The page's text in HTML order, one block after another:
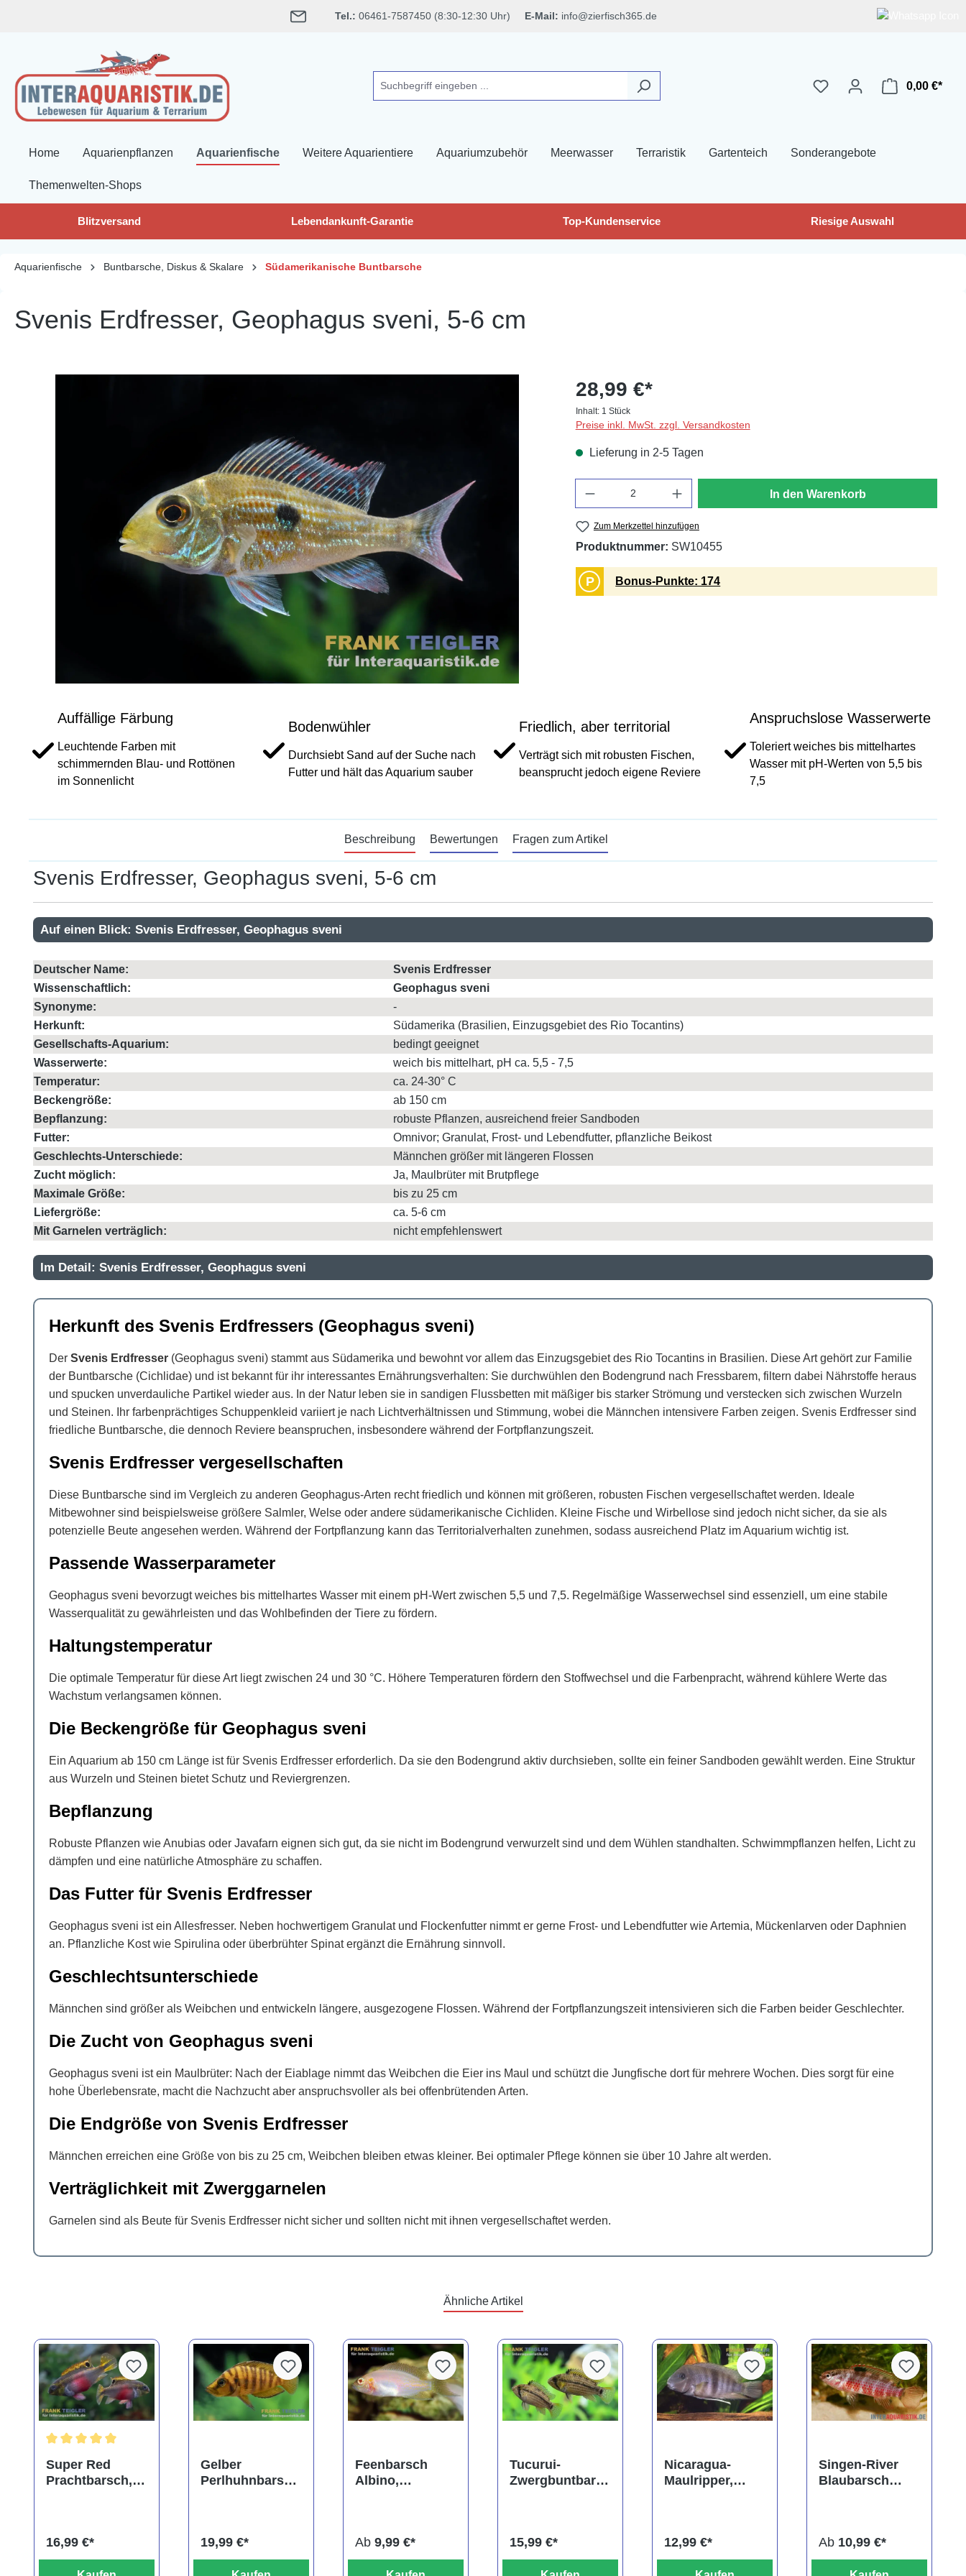
Tel.: 06461-7587450 (8:30-12:30 Uhr) E-Mail: info@zierfisch365.de
0,00 €*
Home Aquarienpflanzen Aquarienfische Weitere Aquarientiere Aquariumzubehör Meerwasser Terraristik Gartenteich Sonderangebote
Themenwelten-Shops
Blitzversand Lebendankunft-Garantie Top-Kundenservice Riesige Auswahl
Aquarienfische Buntbarsche, Diskus & Skalare Südamerikanische Buntbarsche
Svenis Erdfresser, Geophagus sveni, 5-6 cm
28,99 €*
Inhalt: 1 Stück
Preise inkl. MwSt. zzgl. Versandkosten
Lieferung in 2-5 Tagen
In den Warenkorb
Zum Merkzettel hinzufügen
Produktnummer: SW10455
P Bonus-Punkte: 174
Auffällige Färbung
Leuchtende Farben mit
schimmernden Blau- und Rottönen
im Sonnenlicht
Bodenwühler
Durchsiebt Sand auf der Suche nach
Futter und hält das Aquarium sauber
Friedlich, aber territorial
Verträgt sich mit robusten Fischen,
beansprucht jedoch eigene Reviere
Anspruchslose Wasserwerte
Toleriert weiches bis mittelhartes
Wasser mit pH-Werten von 5,5 bis
7,5
Beschreibung Bewertungen Fragen zum Artikel
Svenis Erdfresser, Geophagus sveni, 5-6 cm
Auf einen Blick: Svenis Erdfresser, Geophagus sveni
Deutscher Name:
Svenis Erdfresser
Wissenschaftlich:
Geophagus sveni
Synonyme:
-
Herkunft:
Südamerika (Brasilien, Einzugsgebiet des Rio Tocantins)
Gesellschafts-Aquarium:
bedingt geeignet
Wasserwerte:
weich bis mittelhart, pH ca. 5,5 - 7,5
Temperatur:
ca. 24-30° C
Beckengröße:
ab 150 cm
Bepflanzung:
robuste Pflanzen, ausreichend freier Sandboden
Futter:
Omnivor; Granulat, Frost- und Lebendfutter, pflanzliche Beikost
Geschlechts-Unterschiede:
Männchen größer mit längeren Flossen
Zucht möglich:
Ja, Maulbrüter mit Brutpflege
Maximale Größe:
bis zu 25 cm
Liefergröße:
ca. 5-6 cm
Mit Garnelen verträglich:
nicht empfehlenswert
Im Detail: Svenis Erdfresser, Geophagus sveni
Herkunft des Svenis Erdfressers (Geophagus sveni)
Der Svenis Erdfresser (Geophagus sveni) stammt aus Südamerika und bewohnt vor allem das Einzugsgebiet des Rio Tocantins in Brasilien. Diese Art gehört zur Familie
der Buntbarsche (Cichlidae) und ist bekannt für ihr interessantes Ernährungsverhalten: Sie durchwühlen den Bodengrund nach Fressbarem, filtern dabei Nährstoffe heraus
und spucken unverdauliche Partikel wieder aus. In der Natur leben sie in sandigen Flussbetten mit mäßiger bis starker Strömung und verstecken sich zwischen Wurzeln
und Steinen. Ihr farbenprächtiges Schuppenkleid variiert je nach Lichtverhältnissen und Stimmung, wobei die Männchen intensivere Farben zeigen. Svenis Erdfresser sind
friedliche Buntbarsche, die dennoch Reviere beanspruchen, insbesondere während der Fortpflanzungszeit.
Svenis Erdfresser vergesellschaften
Diese Buntbarsche sind im Vergleich zu anderen Geophagus-Arten recht friedlich und können mit größeren, robusten Fischen vergesellschaftet werden. Ideale
Mitbewohner sind beispielsweise größere Salmler, Welse oder andere südamerikanische Cichliden. Kleine Fische und Wirbellose sind jedoch nicht sicher, da sie als
potenzielle Beute angesehen werden. Während der Fortpflanzung kann das Territorialverhalten zunehmen, sodass ausreichend Platz im Aquarium wichtig ist.
Passende Wasserparameter
Geophagus sveni bevorzugt weiches bis mittelhartes Wasser mit einem pH-Wert zwischen 5,5 und 7,5. Regelmäßige Wasserwechsel sind essenziell, um eine stabile
Wasserqualität zu gewährleisten und das Wohlbefinden der Tiere zu fördern.
Haltungstemperatur
Die optimale Temperatur für diese Art liegt zwischen 24 und 30 °C. Höhere Temperaturen fördern den Stoffwechsel und die Farbenpracht, während kühlere Werte das
Wachstum verlangsamen können.
Die Beckengröße für Geophagus sveni
Ein Aquarium ab 150 cm Länge ist für Svenis Erdfresser erforderlich. Da sie den Bodengrund aktiv durchsieben, sollte ein feiner Sandboden gewählt werden. Eine Struktur
aus Wurzeln und Steinen bietet Schutz und Reviergrenzen.
Bepflanzung
Robuste Pflanzen wie Anubias oder Javafarn eignen sich gut, da sie nicht im Bodengrund verwurzelt sind und dem Wühlen standhalten. Schwimmpflanzen helfen, Licht zu
dämpfen und eine natürliche Atmosphäre zu schaffen.
Das Futter für Svenis Erdfresser
Geophagus sveni ist ein Allesfresser. Neben hochwertigem Granulat und Flockenfutter nimmt er gerne Frost- und Lebendfutter wie Artemia, Mückenlarven oder Daphnien
an. Pflanzliche Kost wie Spirulina oder überbrühter Spinat ergänzt die Ernährung sinnvoll.
Geschlechtsunterschiede
Männchen sind größer als Weibchen und entwickeln längere, ausgezogene Flossen. Während der Fortpflanzungszeit intensivieren sich die Farben beider Geschlechter.
Die Zucht von Geophagus sveni
Geophagus sveni ist ein Maulbrüter: Nach der Eiablage nimmt das Weibchen die Eier ins Maul und schützt die Jungfische dort für mehrere Wochen. Dies sorgt für eine
hohe Überlebensrate, macht die Nachzucht aber anspruchsvoller als bei offenbrütenden Arten.
Die Endgröße von Svenis Erdfresser
Männchen erreichen eine Größe von bis zu 25 cm, Weibchen bleiben etwas kleiner. Bei optimaler Pflege können sie über 10 Jahre alt werden.
Verträglichkeit mit Zwerggarnelen
Garnelen sind als Beute für Svenis Erdfresser nicht sicher und sollten nicht mit ihnen vergesellschaftet werden.
Ähnliche Artikel
Super Red
Prachtbarsch,
16,99 €*
Gelber
Perlhuhnbarsch
19,99 €*
Feenbarsch
Albino,
Ab 9,99 €*
Tucurui-
Zwergbuntbarsc
15,99 €*
Nicaragua-
Maulripper,
nematopys)
12,99 €*
Singen-River
Blaubarsch
Ab 10,99 €*